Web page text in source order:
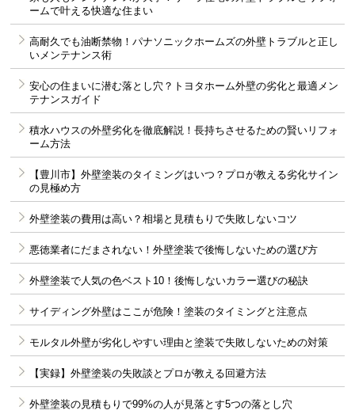
ームで叶える快適な住まい
高耐久でも油断禁物！パナソニックホームズの外壁トラブルと正し
いメンテナンス術
安心の住まいに潜む落とし穴？トヨタホーム外壁の劣化と最適メン
テナンスガイド
積水ハウスの外壁劣化を徹底解説！長持ちさせるための賢いリフォ
ーム方法
【豊川市】外壁塗装のタイミングはいつ？プロが教える劣化サイン
の見極め方
外壁塗装の費用は高い？相場と見積もりで失敗しないコツ
悪徳業者にだまされない！外壁塗装で後悔しないための選び方
外壁塗装で人気の色ベスト10！後悔しないカラー選びの秘訣
サイディング外壁はここが危険！塗装のタイミングと注意点
モルタル外壁が劣化しやすい理由と塗装で失敗しないための対策
【実録】外壁塗装の失敗談とプロが教える回避方法
外壁塗装の見積もりで99%の人が見落とす5つの落とし穴